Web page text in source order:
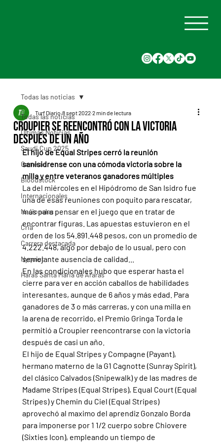
Todas las noticias
Últimas Noticias
Saudi Cup 2025
Carreras
Bloodstock
Internacionales
Nacionales
Cria
Carrera destacada
Nyquist
Haras Santa Maria de Araras
Todas las noticias
Croupier se reencontró con la victoria
después de un año
Turf Diario 8 sept 2022 2 min de lectura
El hijo de Equal Stripes cerró la reunión
sanisidrense con una cómoda victoria sobre la
milla y entre veteranos ganadores múltiples
La del miércoles en el Hipódromo de San Isidro fue
una de esas reuniones con poquito para rescatar,
más para pensar en el juego que en tratar de
encontrar figuras. Las apuestas estuvieron en el
orden de los 54.891.448 pesos, con un promedio de
4.222.448, algo por debajo de lo usual, pero con
semejante ausencia de calidad...
En las condicionales hubo que esperar hasta el
cierre para ver en acción caballos de habilidades
interesantes, aunque de 6 años y más edad. Para
ganadores de 3 o más carreras, y con una milla en
la arena de recorrido, el Premio Gringa Torda le
permitió a Croupier reencontrarse con la victoria
después de casi un año.
El hijo de Equal Stripes y Compagne (Payant),
hermano materno de la G1 Cagnotte (Sunray Spirit),
del clásico Calvados (Snipewalk) y de las madres de
Madame Stripes (Equal Stripes), Equal Court (Equal
Stripes) y Chemin du Ciel (Equal Stripes)
aprovechó al maximo del aprendiz Gonzalo Borda
para imponerse por 1 1/2 cuerpo sobre Chiovere
(Sixties Icon), empleando un tiempo de